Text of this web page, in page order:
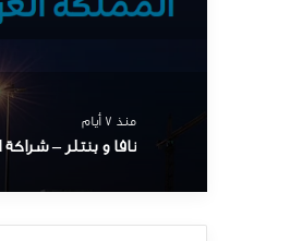
منذ 7 أيام